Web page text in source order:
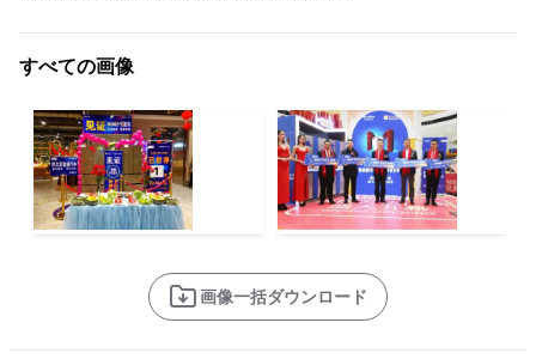
すべての画像
画像一括ダウンロード